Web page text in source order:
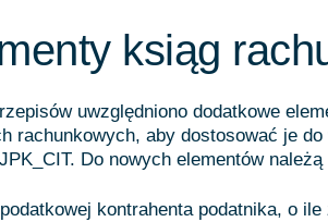
ksiąg
uwzględniono dodatkowe
rachunkowych, aby dostosować je
Do nowych elementów
kontrahenta podatnika, o ile